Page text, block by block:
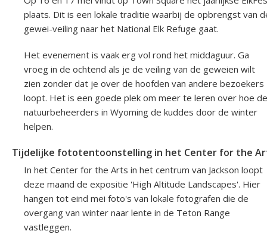
plaats. Dit is een lokale traditie waarbij de opbrengst van
gewei-veiling naar het National Elk Refuge gaat.
Het evenement is vaak erg vol rond het middaguur. Ga
vroeg in de ochtend als je de veiling van de geweien wilt
zien zonder dat je over de hoofden van andere bezoekers
loopt. Het is een goede plek om meer te leren over hoe de
natuurbeheerders in Wyoming de kuddes door de winter
helpen.
Tijdelijke fototentoonstelling in het Center for the
In het Center for the Arts in het centrum van Jackson loopt
deze maand de expositie 'High Altitude Landscapes'. Hier
hangen tot eind mei foto's van lokale fotografen die de
overgang van winter naar lente in de Teton Range
vastleggen.